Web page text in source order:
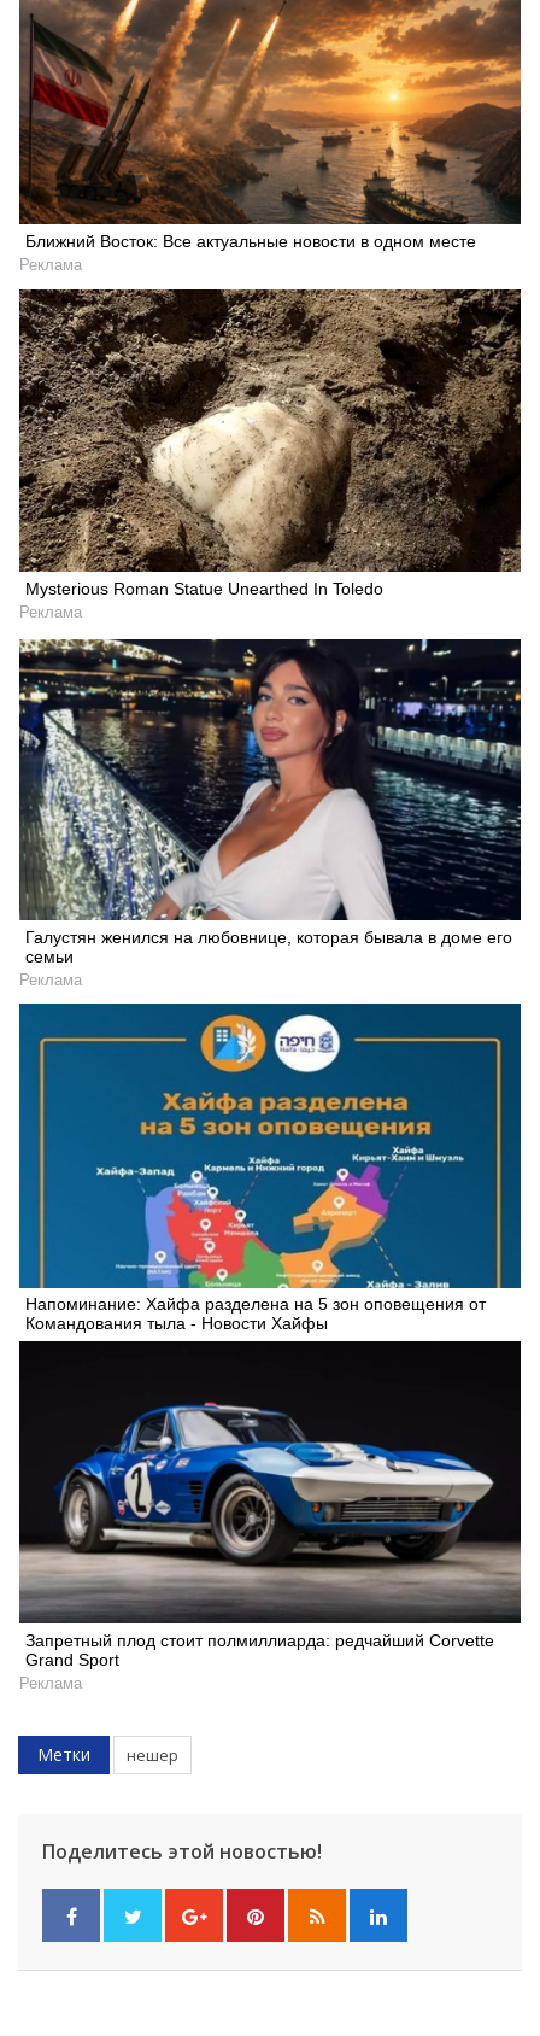
Ближний Восток: Все актуальные новости в одном месте
Реклама
Mysterious Roman Statue Unearthed In Toledo
Реклама
Галустян женился на любовнице, которая бывала в доме его
семьи
Реклама
Напоминание: Xайфа разделена на 5 зон оповещения от
Командования тыла - Новости Хайфы
Запретный плод стоит полмиллиарда: редчайший Corvette
Grand Sport
Реклама
Метки нешер
Поделитесь этой новостью!